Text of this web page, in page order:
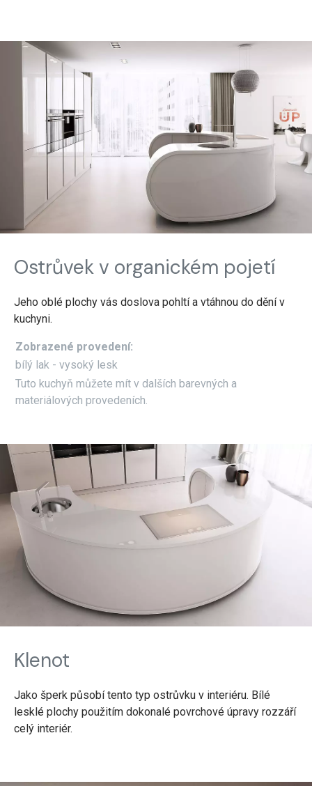
Ostrůvek v organickém pojetí
Jeho oblé plochy vás doslova pohltí a vtáhnou do dění v
kuchyni.
Zobrazené provedení:
bílý lak - vysoký lesk
Tuto kuchyň můžete mít v dalších barevných a
materiálových provedeních.
Klenot
Jako šperk působí tento typ ostrůvku v interiéru. Bílé
lesklé plochy použitím dokonalé povrchové úpravy rozzáří
celý interiér.